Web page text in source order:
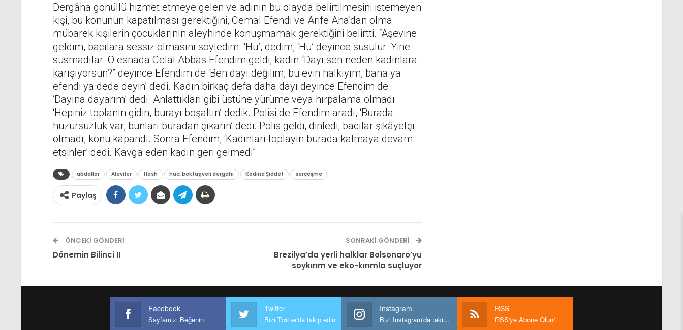
Dergâha gönüllü hizmet etmeye gelen ve adının bu olayda belirtilmesini istemeyen
kişi, bu konunun kapatılması gerektiğini, Cemal Efendi ve Arife Ana’dan olma
mübarek kişilerin çocuklarının aleyhinde konuşmamak gerektiğini belirtti. “Aşevine
geldim, bacılara sessiz olmasını söyledim. ‘Hu’, dedim, ‘Hu’ deyince susulur. Yine
susmadılar. O esnada Celal Abbas Efendim geldi, kadın “Dayı sen neden kadınlara
karışıyorsun?” deyince Efendim de ‘Ben dayı değilim, bu evin halkıyım, bana ya
efendi ya dede deyin’ dedi. Kadın birkaç defa daha dayı deyince Efendim de
‘Dayına dayarım’ dedi. Anlattıkları gibi üstüne yürüme veya hırpalama olmadı.
‘Hepiniz toplanın gidin, burayı boşaltın’ dedik. Polisi de Efendim aradı, ‘Burada
huzursuzluk var, bunları buradan çıkarın’ dedi. Polis geldi, dinledi, bacılar şikâyetçi
olmadı, konu kapandı. Sonra Efendim, ‘Kadınları toplayın burada kalmaya devam
etsinler’ dedi. Kavga eden kadın geri gelmedi”
abdallar Aleviler flash hacı bektaş veli dergahı Kadına Şiddet serçeşme
Paylaş
ÖNCEKI GÖNDERI
Dönemin Bilinci II
SONRAKI GÖNDERI
Brezilya’da yerli halklar Bolsonaro’yu
soykırım ve eko-kırımla suçluyor
Facebook
Sayfamızı Beğenin
Twitter
Bizi Twitter'da takip edin
Instagram
Bizi Instagram'da takip edin
RSS
RSS'ye Abone Olun!